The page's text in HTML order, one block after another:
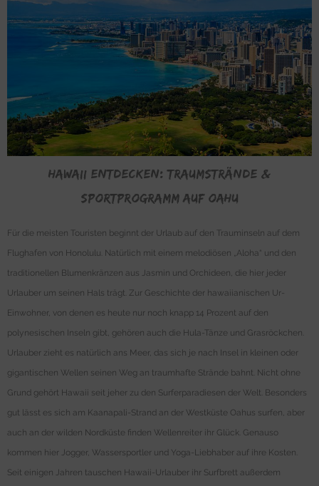
Hawaii entdecken: Traumstrände &
Sportprogramm auf Oahu
Für die meisten Touristen beginnt der Urlaub auf den Trauminseln auf dem
Flughafen von Honolulu. Natürlich mit einem melodiösen „Aloha“ und den
traditionellen Blumenkränzen aus Jasmin und Orchideen, die hier jeder
Urlauber um seinen Hals trägt. Zur Geschichte der hawaiianischen Ur-
Einwohner, von denen es heute nur noch knapp 14 Prozent auf den
polynesischen Inseln gibt, gehören auch die Hula-Tänze und Grasröckchen.
Urlauber zieht es natürlich ans Meer, das sich je nach Insel in kleinen oder
gigantischen Wellen seinen Weg an traumhafte Strände bahnt. Nicht ohne
Grund gehört Hawaii seit jeher zu den Surferparadiesen der Welt. Besonders
gut lässt es sich am Kaanapali-Strand an der Westküste Oahus surfen, aber
auch an der wilden Nordküste finden Wellenreiter ihr Glück. Genauso
kommen hier Jogger, Wassersportler und Yoga-Liebhaber auf ihre Kosten.
Seit einigen Jahren tauschen Hawaii-Urlauber ihr Surfbrett außerdem